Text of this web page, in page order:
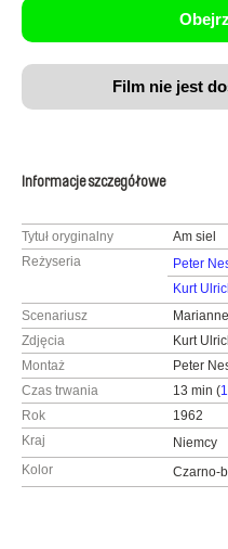
Film nie jest
Informacje szczegółowe
Tytuł oryginalny
Am siel
Reżyseria
Peter
Kurt
Scenariusz
Zdjęcia
Kurt
Montaż
Peter
Czas trwania
13 min (
Rok
1962
Kraj
Niemcy
Kolor
Czarno-